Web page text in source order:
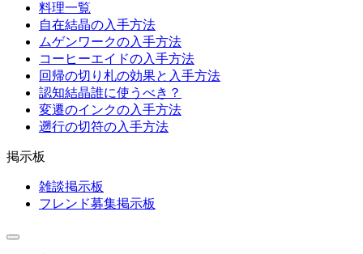
料理一覧
自在結晶の入手方法
ムゲンワークの入手方法
コーヒーエイドの入手方法
回帰の切り札の効果と入手方法
認知結晶誰に使うべき？
変遷のインクの入手方法
遡行の切符の入手方法
掲示板
雑談掲示板
フレンド募集掲示板